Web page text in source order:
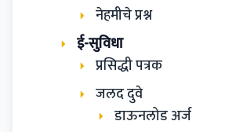
नेहमीचे प्रश्न
ई-सुविधा
प्रसिद्धी पत्रक
जलद दुवे
डाऊनलोड अर्ज